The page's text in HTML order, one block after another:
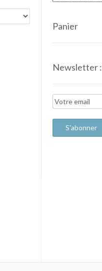
Panier
Newsletter :